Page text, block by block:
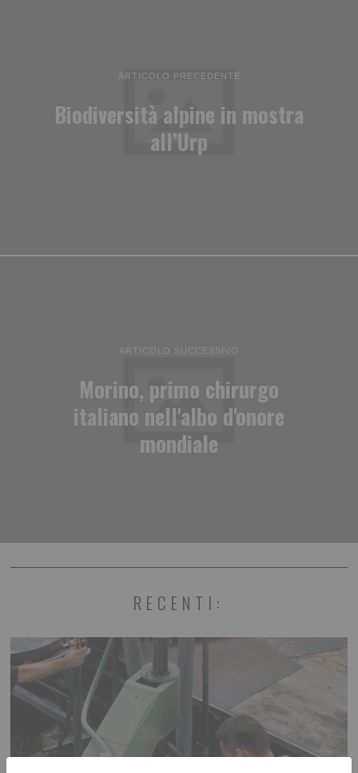
ARTICOLO PRECEDENTE
Biodiversità alpine in mostra
all’Urp
ARTICOLO SUCCESSIVO
Morino, primo chirurgo
italiano nell'albo d'onore
mondiale
RECENTI: